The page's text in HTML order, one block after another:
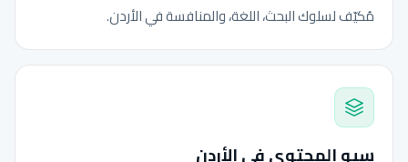
مُكيّف لسلوك البحث، اللغة، والمنافسة في الأردن.
سيو المحتوى في الأردن